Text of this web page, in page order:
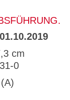
01.10.2019
cm
0